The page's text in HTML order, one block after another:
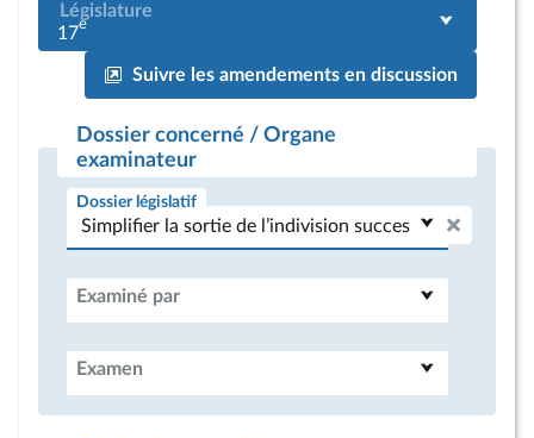
Législature
17e
Suivre les amendements en discussion
Dossier concerné / Organe
examinateur
Dossier législatif
Examiné par
Examen